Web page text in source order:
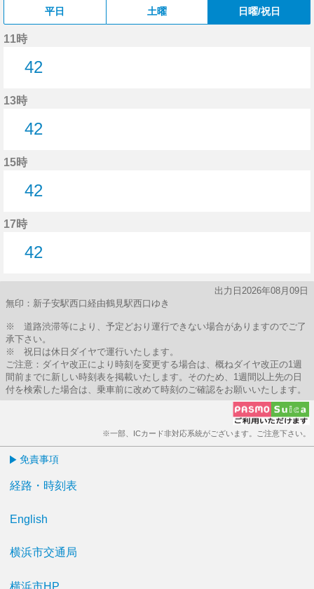
平日 土曜 日曜/祝日
11時
42
13時
42
15時
42
17時
42
出力日2026年08月09日
無印：新子安駅西口経由鶴見駅西口ゆき
※ 道路渋滞等により、予定どおり運行できない場合がありますのでご了
承下さい。
※ 祝日は休日ダイヤで運行いたします。
ご注意：ダイヤ改正により時刻を変更する場合は、概ねダイヤ改正の1週
間前までに新しい時刻表を掲載いたします。そのため、1週間以上先の日
付を検索した場合は、乗車前に改めて時刻のご確認をお願いいたします。
※一部、ICカード非対応系統がございます。ご注意下さい。
免責事項
経路・時刻表
English
横浜市交通局
横浜市HP